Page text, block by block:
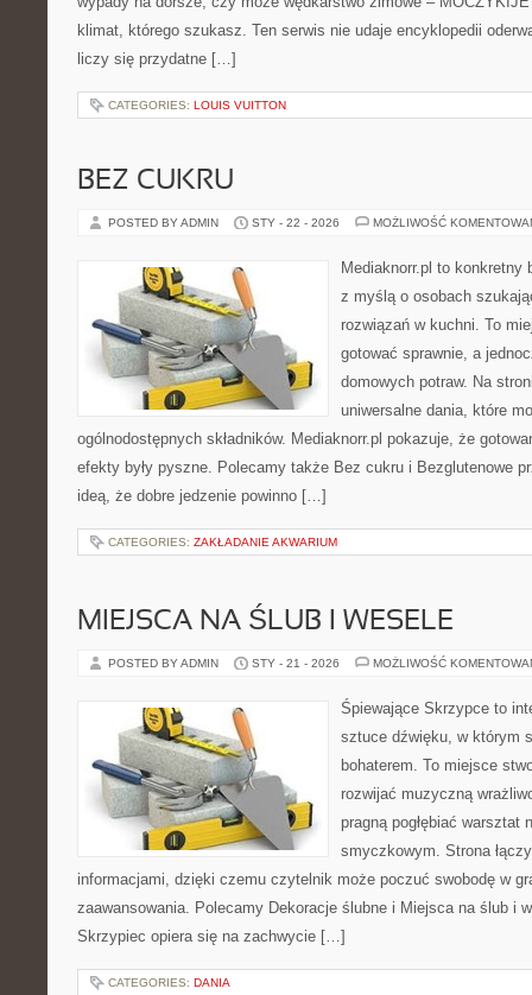
klimat, którego szukasz. Ten serwis nie udaje encyklopedii
liczy się przydatne […]
CATEGORIES: LOUIS VUITTON
BEZ CUKRU
POSTED BY ADMIN STY - 22 - 2026 MOŻLIWOŚĆ
Mediaknorr.pl to konkretny
z myślą o osobach
rozwiązań w kuchni. To
gotować sprawnie, a
domowych potraw. Na
uniwersalne dania, które
ogólnodostępnych składników. Mediaknorr.pl pokazuje, że
efekty były pyszne. Polecamy także Bez cukru i Bezglutenowe
ideą, że dobre jedzenie powinno […]
CATEGORIES: ZAKŁADANIE AKWARIUM
MIEJSCA NA ŚLUB I WESELE
POSTED BY ADMIN STY - 21 - 2026 MOŻLIWOŚĆ
Śpiewające Skrzypce to
sztuce dźwięku, w którym
bohaterem. To miejsce
rozwijać muzyczną
pragną pogłębiać warsztat
smyczkowym. Strona
informacjami, dzięki czemu czytelnik może poczuć swobodę w
zaawansowania. Polecamy Dekoracje ślubne i Miejsca na ślub i
Skrzypiec opiera się na zachwycie […]
CATEGORIES: DANIA